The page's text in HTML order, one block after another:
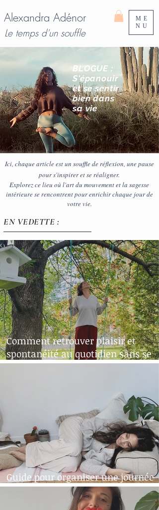
Alexandra Adénor
Le temps d'un souffle
ME
NU
BLOGUE :
S'épanouir
et se sentir
biendans
sa vie
Ici, chaque article est un souffle de réflexion, une pause
pour s'inspirer et se réaligner.
Explorez ce lieu où l'art du mouvement et la sagesse
intérieure se rencontrent pour enrichir chaque jour de
votre vie.
EN VEDETTE :
Comment retrouver plaisir et
spontanéité au quotidien sans se
perdre dans ses émotions?
Guide pour organiser une journée
"yoga-spa" chez soi!